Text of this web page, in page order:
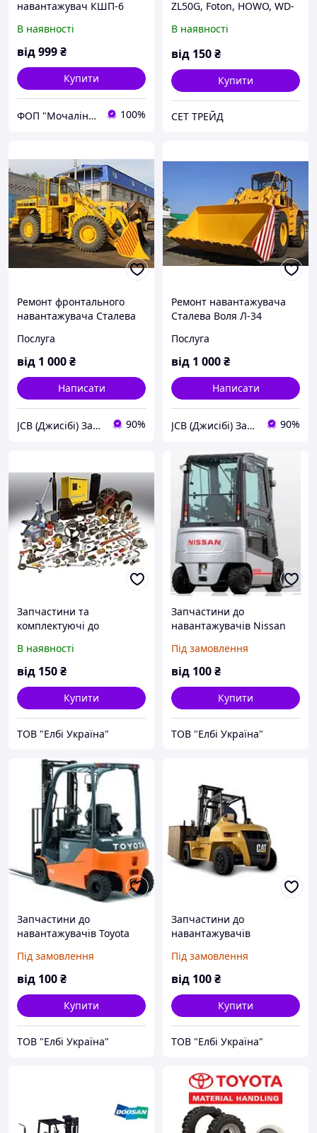
навантажувач КШП-6
В наявності
від999₴
Купити
ФОП "Мочалін Р.Ю." 100%
ZL50G, Foton, HOWO, WD-
Запасні частини на
навантажувачі
В наявності
від 150₴
Купити
СЕТ ТРЕЙД
Ремонт фронтального
навантажувача Сталева
34), запчастин на
навантажувач
Послуга
від 1 000₴
Написати
JCB (Джисібі) Запчастини - Сервіс - Ремонт спецтехніки 90%
Ремонт навантажувача
Сталева Воля Л-34
запчастини на
навантажувач Л-34
Послуга
від 1 000₴
Написати
JCB (Джисібі) Запчастини - Сервіс - Ремонт спецтехніки 90%
Запчастини та
комплектуючі до
навантажувачів
В наявності
від 150₴
Купити
ТОВ "Елбі Україна"
Запчастини до
навантажувачів Nissan
Під замовлення
від 100₴
Купити
ТОВ "Елбі Україна"
Запчастини до
навантажувачів Toyota
Під замовлення
від 100₴
Купити
ТОВ "Елбі Україна"
Запчастини до
навантажувачів
Під замовлення
від 100₴
Купити
ТОВ "Елбі Україна"